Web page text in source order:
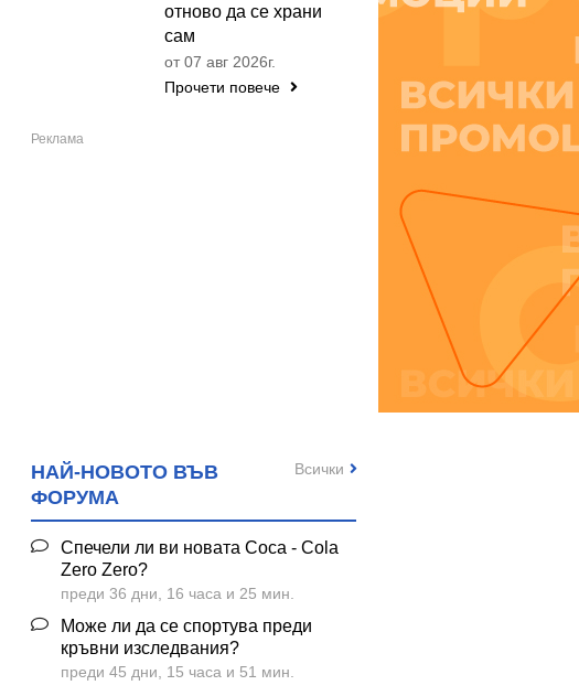
отново да се храни
сам
от 07 авг 2026г.
Прочети повече
НАЙ-НОВОТО ВЪВ
ФОРУМА
Спечели ли ви новата Coca - Cola
Zero Zero?
преди 36 дни, 16 часа и 25 мин.
Може ли да се спортува преди
кръвни изследвания?
преди 45 дни, 15 часа и 51 мин.
Всички